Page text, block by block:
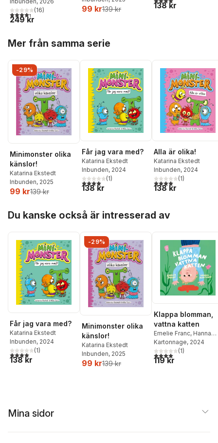
4,3utav 5 stjärnor. Totalt antal röster:
(16)
249 kr
99 kr139 kr 138 kr
Mer från samma serie
-29%
Minimonster olika
känslor!
Katarina Ekstedt
Inbunden, 2025
99 kr139 kr
Får jag vara med?
Katarina Ekstedt
Inbunden, 2024
4,0utav 5 stjärnor. Totalt antal röster:
(1)
138 kr
Alla är olika!
Katarina Ekstedt
Inbunden, 2024
4,0utav 5 stjärnor.
(1)
138 kr
Du kanske också är intresserad av
Får jag vara med?
Katarina Ekstedt
Inbunden, 2024
4,0utav 5 stjärnor. Totalt antal röster:
(1)
138 kr
-29%
Minimonster olika
känslor!
Katarina Ekstedt
Inbunden, 2025
99 kr139 kr
Klappa blomman,
vattna katten
Emelie Franc, Hanna
Klinthage
Kartonnage, 2024
4,0utav 5 stjärnor.
(1)
119 kr
Mina sidor